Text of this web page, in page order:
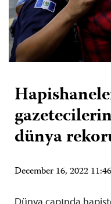
dünya
December 16, 2022